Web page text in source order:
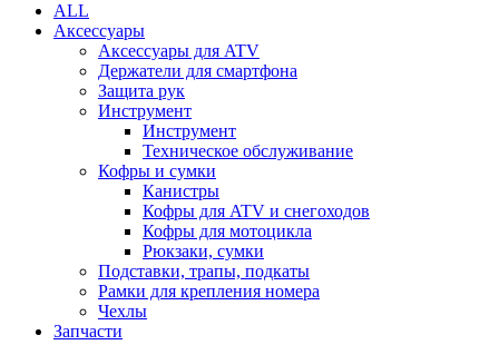
ALL
Аксессуары
Аксессуары для ATV
Держатели для смартфона
Защита рук
Инструмент
Инструмент
Техническое обслуживание
Кофры и сумки
Канистры
Кофры для ATV и снегоходов
Кофры для мотоцикла
Рюкзаки, сумки
Подставки, трапы, подкаты
Рамки для крепления номера
Чехлы
Запчасти